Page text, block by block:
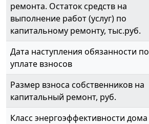
ремонта. Остаток средств на
выполнение работ (услуг) по
капитальному ремонту, тыс.руб.
Дата наступления обязанности по
уплате взносов
Размер взноса собственников на
капитальный ремонт, руб.
Класс энергоэффективности дома